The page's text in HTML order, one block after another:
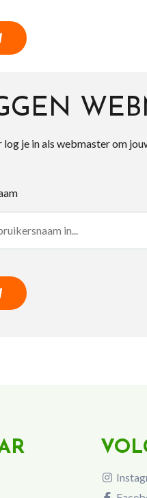
je in als webmaster om